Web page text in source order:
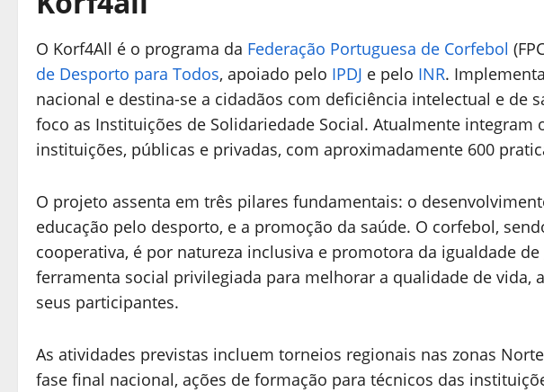
O Korf4All é o programa da Federação Portuguesa de Corfebol
de Desporto para Todos, apoiado pelo IPDJ e pelo INR.
nacional e destina-se a cidadãos com deficiência intelectual e de
foco as Instituições de Solidariedade Social. Atualmente integram
instituições, públicas e privadas, com aproximadamente 600
O projeto assenta em três pilares fundamentais: o
educação pelo desporto, e a promoção da saúde. O corfebol,
cooperativa, é por natureza inclusiva e promotora da igualdade
ferramenta social privilegiada para melhorar a qualidade de vida,
seus participantes.
As atividades previstas incluem torneios regionais nas zonas
fase final nacional, ações de formação para técnicos das